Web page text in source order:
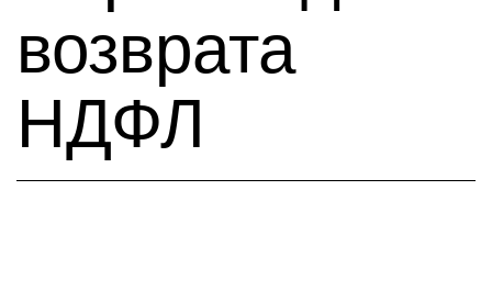
возврата
НДФЛ